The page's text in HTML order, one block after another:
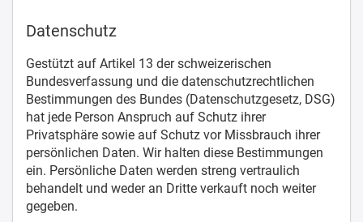
Datenschutz
Gestützt auf Artikel 13 der schweizerischen
Bundesverfassung und die datenschutzrechtlichen
Bestimmungen des Bundes (Datenschutzgesetz, DSG)
hat jede Person Anspruch auf Schutz ihrer
Privatsphäre sowie auf Schutz vor Missbrauch ihrer
persönlichen Daten. Wir halten diese Bestimmungen
ein. Persönliche Daten werden streng vertraulich
behandelt und weder an Dritte verkauft noch weiter
gegeben.